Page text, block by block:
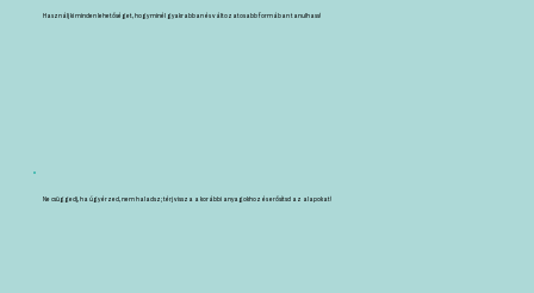
Ne csüggedj, ha úgy érzed, nem haladsz; térj vissza a korábbi anyagokhoz és erősítsd az alapokat!
Használj ki minden lehetőséget, hogy minél gyakrabban és változatosabb formában tanulhass!